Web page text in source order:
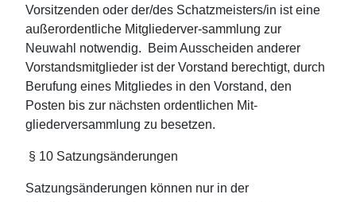
Vorsitzenden oder der/des Schatzmeisters/in ist eine
außerordentliche Mitgliederver-sammlung zur
Neuwahl notwendig. Beim Ausscheiden anderer
Vorstandsmitglieder ist der Vorstand berechtigt, durch
Berufung eines Mitgliedes in den Vorstand, den
Posten bis zur nächsten ordentlichen Mit-
gliederversammlung zu besetzen.
§ 10 Satzungsänderungen
Satzungsänderungen können nur in der